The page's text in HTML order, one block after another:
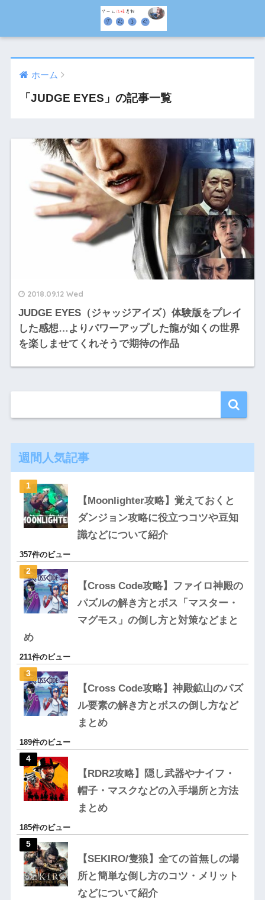
ホーム
「JUDGE EYES」の記事一覧
2018.09.12 Wed
JUDGE EYES（ジャッジアイズ）体験版をプレイ
した感想…よりパワーアップした龍が如くの世界
を楽しませてくれそうで期待の作品
週間人気記事
【Moonlighter攻略】覚えておくと
ダンジョン攻略に役立つコツや豆知
識などについて紹介
357件のビュー
【Cross Code攻略】ファイロ神殿の
パズルの解き方とボス「マスター・
マグモス」の倒し方と対策などまと
め
211件のビュー
【Cross Code攻略】神殿鉱山のパズ
ル要素の解き方とボスの倒し方など
まとめ
189件のビュー
【RDR2攻略】隠し武器やナイフ・
帽子・マスクなどの入手場所と方法
まとめ
185件のビュー
【SEKIRO/隻狼】全ての首無しの場
所と簡単な倒し方のコツ・メリット
などについて紹介